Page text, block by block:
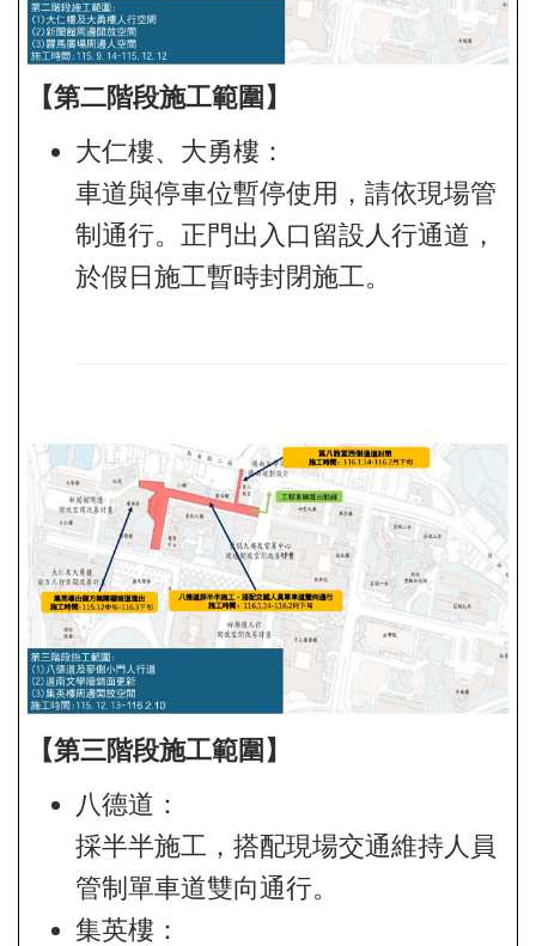
【第二階段施工範圍】
大仁樓、大勇樓：
車道與停車位暫停使用，請依現場管
制通行。正門出入口留設人行通道，
於假日施工暫時封閉施工。
【第三階段施工範圍】
八德道：
採半半施工，搭配現場交通維持人員
管制單車道雙向通行。
集英樓：